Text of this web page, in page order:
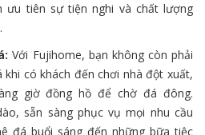
ưu tiên sự tiện nghi và chất lượng
Với Fujihome, bạn không còn phải
khi có khách đến chơi nhà đột xuất,
giờ đồng hồ để chờ đá đông.
sẵn sàng phục vụ mọi nhu cầu
đá buổi sáng đến những bữa tiệc